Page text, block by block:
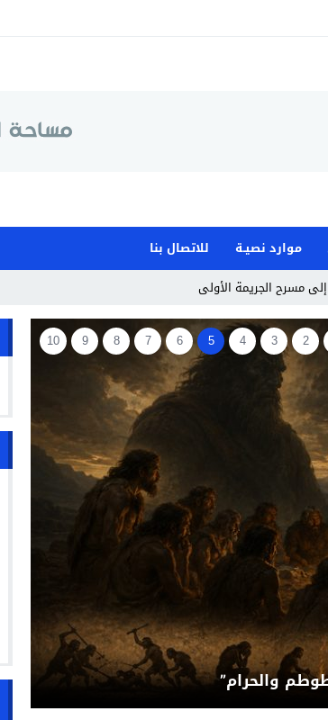
موارد نصيـة
للاتصال بنا
لمحمد أسليم
2
3
4
5
6
7
8
9
10